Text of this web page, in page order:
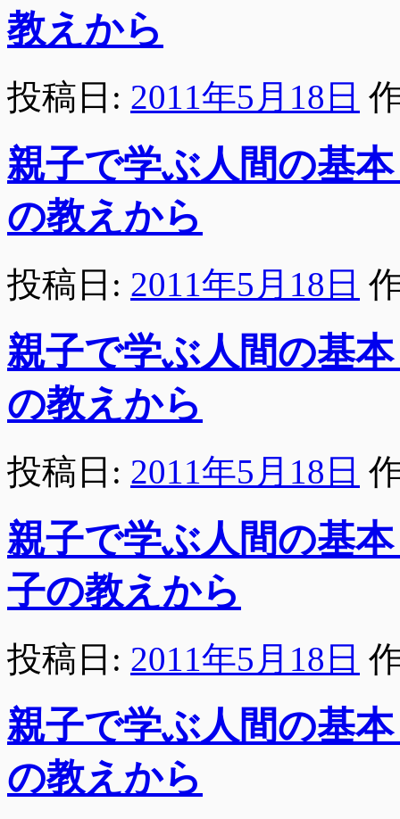
教えから
投稿日: 2011年5月18日
親子で学ぶ人間の基
の教えから
投稿日: 2011年5月18日
親子で学ぶ人間の基
の教えから
投稿日: 2011年5月18日
親子で学ぶ人間の基
子の教えから
投稿日: 2011年5月18日
親子で学ぶ人間の基
の教えから